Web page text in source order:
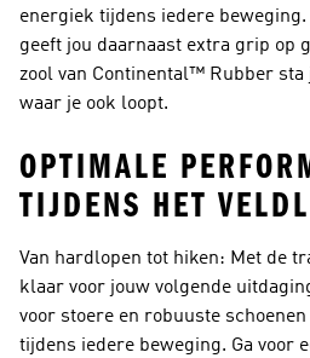
energiek tijdens iedere
geeft jou daarnaast extra grip op
zool van Continental™ Rubber sta
waar je ook loopt.
OPTIMALE
TIJDENS HET
Van hardlopen tot hiken: Met de
klaar voor jouw volgende
voor stoere en robuuste
tijdens iedere beweging. Ga voor